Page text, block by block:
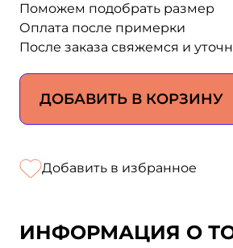
Поможем подобрать размер
Оплата после примерки
После заказа свяжемся и
ДОБАВИТЬ В КОРЗИНУ
Добавить в избранное
ИНФОРМАЦИЯ О